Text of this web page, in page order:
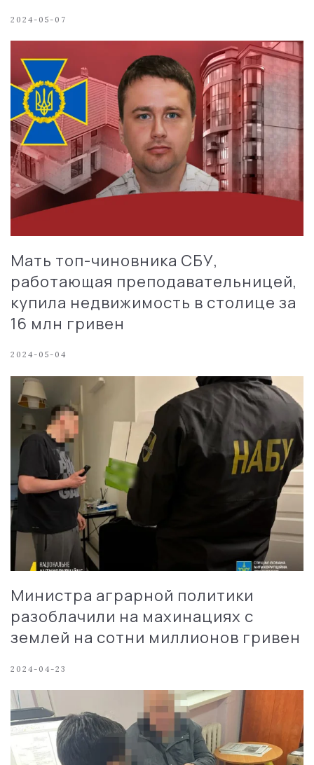
2024-05-07
Мать топ-чиновника СБУ,
работающая преподавательницей,
купила недвижимость в столице за
16 млн гривен
2024-05-04
Министра аграрной политики
разоблачили на махинациях с
землей на сотни миллионов гривен
2024-04-23